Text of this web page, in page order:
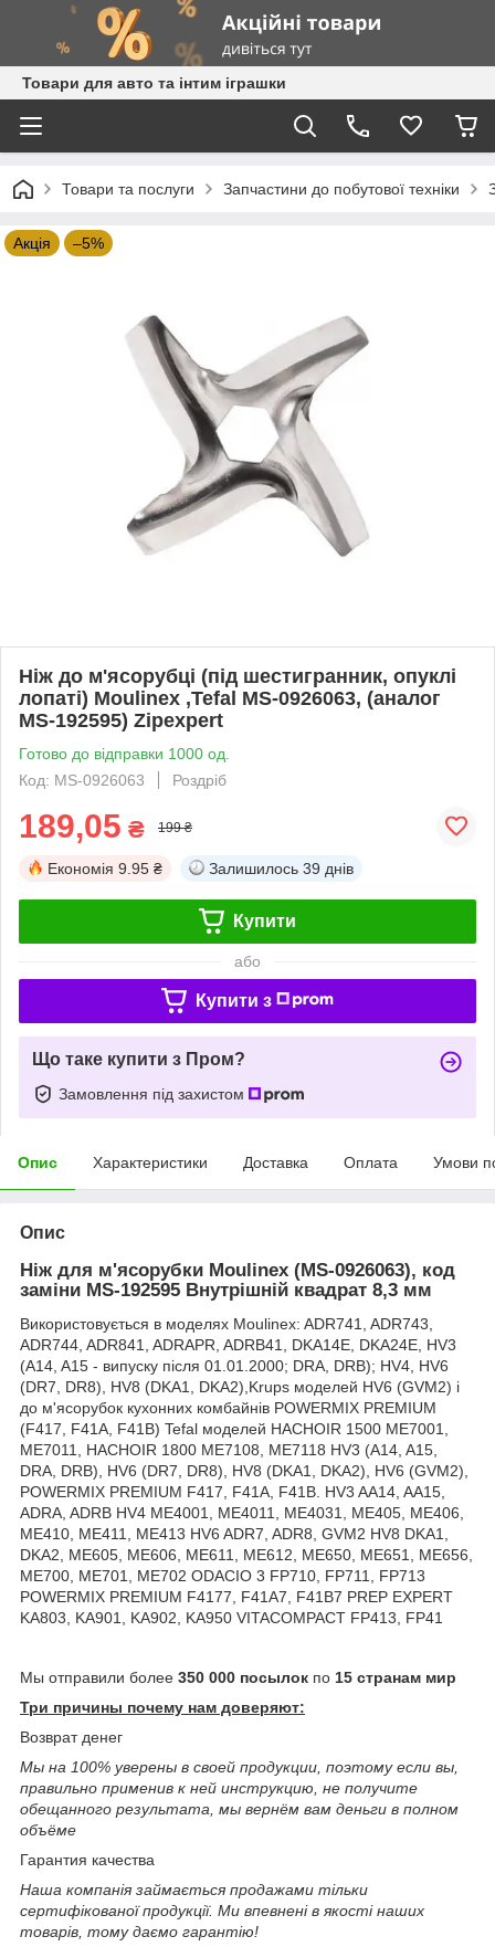
Товари для авто та інтим іграшки
Товари та послуги Запчастини до побутової техніки
Акція –5%
Ніж до м'ясорубці (під шестигранник, опуклі
лопаті) Moulinex ,Tefal MS-0926063, (аналог
MS-192595) Zipexpert
Готово до відправки 1000 од.
Код: MS-0926063
Роздріб
189,05 ₴ 199 ₴
Економія 9.95 ₴ Залишилось 39 днів
Купити
або
Купити з
Що таке купити з Пром?
Замовлення під захистом
Опис Характеристики Доставка Оплата Умови
Опис
Ніж для м'ясорубки Moulinex (MS-0926063), код
заміни MS-192595 Внутрішній квадрат 8,3 мм
Використовується в моделях Moulinex: ADR741, ADR743,
ADR744, ADR841, ADRAPR, ADRB41, DKA14E, DKA24E, HV3
(A14, A15 - випуску після 01.01.2000; DRA, DRB); HV4, HV6
(DR7, DR8), HV8 (DKA1, DKA2),Krups моделей HV6 (GVM2) і
до м'ясорубок кухонних комбайнів POWERMIX PREMIUM
(F417, F41A, F41B) Tefal моделей HACHOIR 1500 ME7001,
ME7011, HACHOIR 1800 ME7108, ME7118 HV3 (A14, A15,
DRA, DRB), HV6 (DR7, DR8), HV8 (DKA1, DKA2), HV6 (GVM2),
POWERMIX PREMIUM F417, F41A, F41B. HV3 AA14, AA15,
ADRA, ADRB HV4 ME4001, ME4011, ME4031, ME405, ME406,
ME410, ME411, ME413 HV6 ADR7, ADR8, GVM2 HV8 DKA1,
DKA2, ME605, ME606, ME611, ME612, ME650, ME651, ME656,
ME700, ME701, ME702 ODACIO 3 FP710, FP711, FP713
POWERMIX PREMIUM F4177, F41A7, F41B7 PREP EXPERT
KA803, KA901, KA902, KA950 VITACOMPACT FP413, FP41
Мы отправили более 350 000 посылок по 15 странам мир
Три причины почему нам доверяют:
Возврат денег
Мы на 100% уверены в своей продукции, поэтому если вы,
правильно применив к ней инструкцию, не получите
обещанного результата, мы вернём вам деньги в полном
объёме
Гарантия качества
Наша компанія займається продажами тільки
сертифікованої продукції. Ми впевнені в якості наших
товарів, тому даємо гарантію!